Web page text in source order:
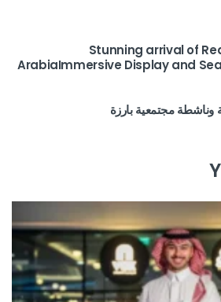
Stunning arrival of
ArabiaImmersive Display and
وناشطة مجتمعية بارزة